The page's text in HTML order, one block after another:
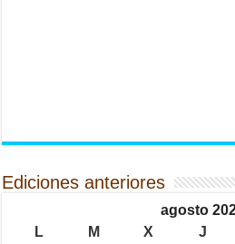
Ediciones anteriores
agosto
L
M X J